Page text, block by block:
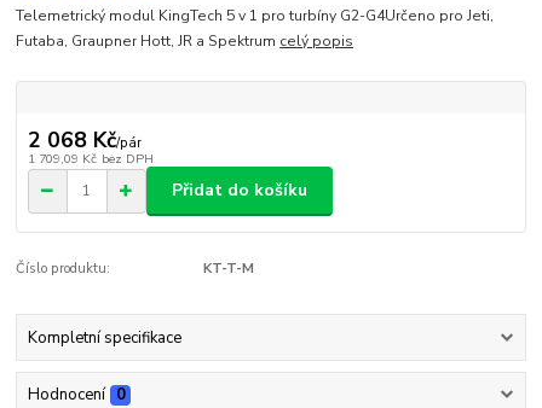
Telemetrický modul KingTech 5 v 1 pro turbíny G2-G4Určeno pro Jeti,
Futaba, Graupner Hott, JR a Spektrum celý popis
2 068 Kč/pár
1 709,09 Kč bez DPH
Přidat do košíku
Číslo produktu: KT-T-M
Kompletní specifikace
Hodnocení 0